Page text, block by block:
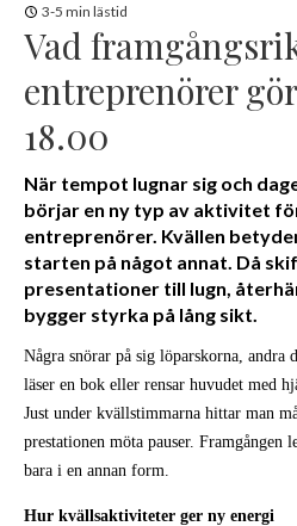
3-5 min lästid
Vad
entreprenörer
18.00
När tempot lugnar sig och
börjar en ny typ av aktivitet
entreprenörer. Kvällen
starten på något annat. Då
presentationer till lugn,
bygger styrka på lång sikt.
Några snörar på sig löparskorna, andra
läser en bok eller rensar huvudet med
Just under kvällstimmarna hittar man
prestationen möta pauser. Framgången
bara i en annan form.
Hur kvällsaktiviteter ger ny energi